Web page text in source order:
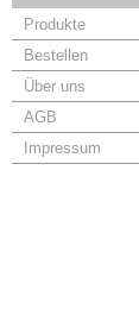
Produkte
Bestellen
Über uns
AGB
Impressum